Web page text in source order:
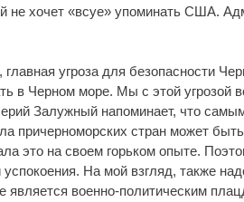
не хочет «всуе» упоминать США.
главная угроза для безопасности
в Черном море. Мы с этой
Залужный напоминает, что
причерноморских стран может
это на своем горьком опыте.
На мой взгляд, также
является военно-политическим